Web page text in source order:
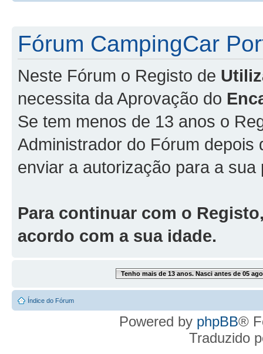
Fórum CampingCar
Neste Fórum o Registo de
necessita da Aprovação do
Se tem menos de 13 anos o
Administrador do Fórum
enviar a autorização para a sua
Para continuar com o
acordo com a sua idade.
Tenho mais de 13 anos. Nasci antes de 05 ago
Índice do Fórum
Powered by phpBB®
Traduzido